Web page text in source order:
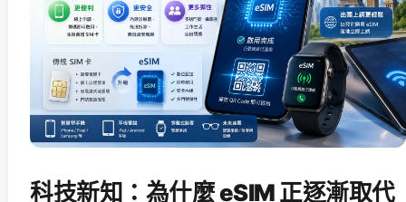
科技新知：為什麼 eSIM 正逐漸取代